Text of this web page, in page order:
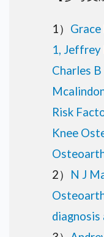
1）
1, Jeffrey
Charles
Risk
Knee
2） N J
diagnosis